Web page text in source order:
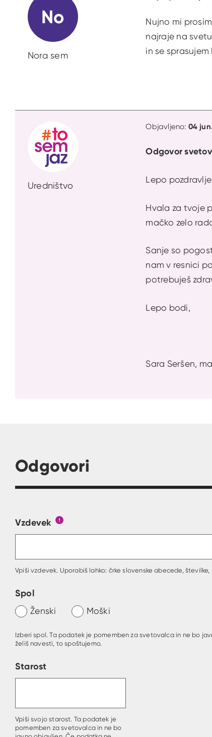
No
Nora sem
Nujno mi
najraje na
in se
Uredništvo
Objavljeno: 04
Odgovor
Lepo
Hvala za tvoje
mačko zelo
Sanje so
nam v resnici
potrebuješ
Lepo bodi,
Sara Seršen,
Odgovori
Obrazec, kjer lahko zastaviš vprašanje
Vzdevek
Vpiši vzdevek. Uporabiš lahko: črke slovenske abecede, številke,
Spol
Ženski Moški
Izberi spol. Ta podatek je pomemben za svetovalca in ne bo
želiš navesti, to spoštujemo.
Starost
Vpiši svojo starost. Ta podatek je
pomemben za svetovalca in ne bo